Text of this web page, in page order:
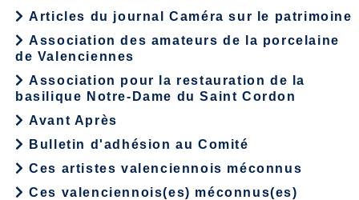
Articles du journal Caméra sur le patrimoine
Association des amateurs de la porcelaine
de Valenciennes
Association pour la restauration de la
basilique Notre-Dame du Saint Cordon
Avant Après
Bulletin d'adhésion au Comité
Ces artistes valenciennois méconnus
Ces valenciennois(es) méconnus(es)